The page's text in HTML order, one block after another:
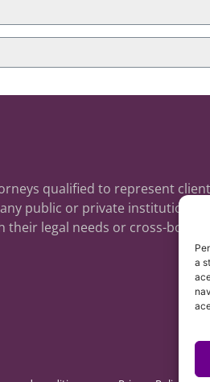
a
qualified to represent
public or private institutions,
legal needs or cross-border